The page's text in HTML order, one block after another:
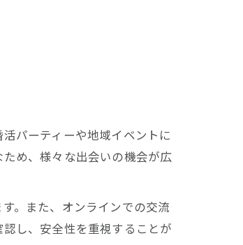
パーティーや地域イベントに
め、様々な出会いの機会が広
。また、オンラインでの交流
し、安全性を重視することが